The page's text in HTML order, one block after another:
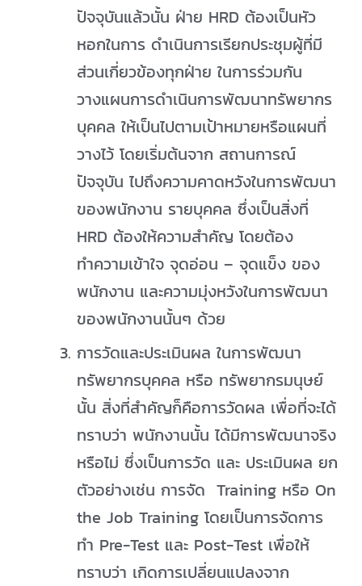
ปัจจุบันแล้วนั้น ฝ่าย HRD ต้องเป็นหัว
หอกในการ ดำเนินการเรียกประชุมผู้ที่มี
ส่วนเกี่ยวข้องทุกฝ่าย ในการร่วมกัน
วางแผนการดำเนินการพัฒนาทรัพยากร
บุคคล ให้เป็นไปตามเป้าหมายหรือแผนที่
วางไว้ โดยเริ่มต้นจาก สถานการณ์
ปัจจุบัน ไปถึงความคาดหวังในการพัฒนา
ของพนักงาน รายบุคคล ซึ่งเป็นสิ่งที่
HRD ต้องให้ความสำคัญ โดยต้อง
ทำความเข้าใจ จุดอ่อน – จุดแข็ง ของ
พนักงาน และความมุ่งหวังในการพัฒนา
ของพนักงานนั้นๆ ด้วย
การวัดและประเมินผล ในการพัฒนา
ทรัพยากรบุคคล หรือ ทรัพยากรมนุษย์
นั้น สิ่งที่สำคัญก็คือการวัดผล เพื่อที่จะได้
ทราบว่า พนักงานนั้น ได้มีการพัฒนาจริง
หรือไม่ ซึ่งเป็นการวัด และ ประเมินผล ยก
ตัวอย่างเช่น การจัด Training หรือ On
the Job Training โดยเป็นการจัดการ
ทำ Pre-Test และ Post-Test เพื่อให้
ทราบว่า เกิดการเปลี่ยนแปลงจาก